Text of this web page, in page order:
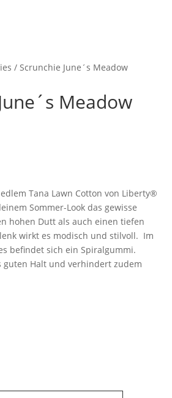
/ Scrunchie June´s Meadow
Meadow
Tana Lawn Cotton von Liberty®
Sommer-Look das gewisse
hohen Dutt als auch einen tiefen
wirkt es modisch und stilvoll. Im
befindet sich ein Spiralgummi.
guten Halt und verhindert zudem